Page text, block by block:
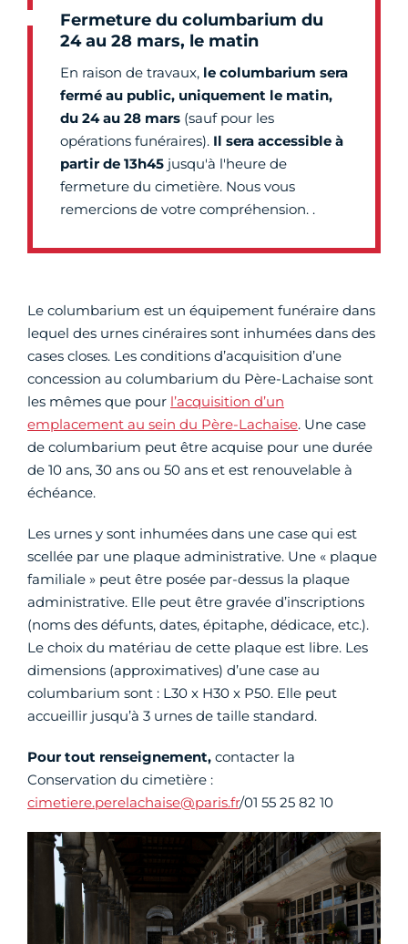
Fermeture du columbarium du
24 au 28 mars, le matin
En raison de travaux, le columbarium sera
fermé au public, uniquement le matin,
du 24 au 28 mars (sauf pour les
opérations funéraires). Il sera accessible à
partir de 13h45 jusqu'à l'heure de
fermeture du cimetière. Nous vous
remercions de votre compréhension. .
Le columbarium est un équipement funéraire dans
lequel des urnes cinéraires sont inhumées dans des
cases closes. Les conditions d’acquisition d’une
concession au columbarium du Père-Lachaise sont
les mêmes que pour l’acquisition d’un
emplacement au sein du Père-Lachaise. Une case
de columbarium peut être acquise pour une durée
de 10 ans, 30 ans ou 50 ans et est renouvelable à
échéance.
Les urnes y sont inhumées dans une case qui est
scellée par une plaque administrative. Une « plaque
familiale » peut être posée par-dessus la plaque
administrative. Elle peut être gravée d’inscriptions
(noms des défunts, dates, épitaphe, dédicace, etc.).
Le choix du matériau de cette plaque est libre. Les
dimensions (approximatives) d’une case au
columbarium sont : L30 x H30 x P50. Elle peut
accueillir jusqu’à 3 urnes de taille standard.
Pour tout renseignement, contacter la
Conservation du cimetière :
cimetiere.perelachaise@paris.fr/01 55 25 82 10